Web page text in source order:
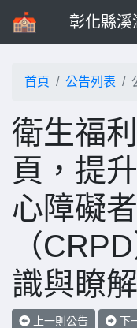
彰化縣溪
首頁 公告列表
衛生福
頁，提
心障礙
（
識與瞭解
上一則公告 下